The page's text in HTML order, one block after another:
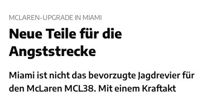
MCLAREN-UPGRADE IN MIAMI
Neue Teile für die
Angststrecke
Miami ist nicht das bevorzugte Jagdrevier für
den McLaren MCL38. Mit einem Kraftakt